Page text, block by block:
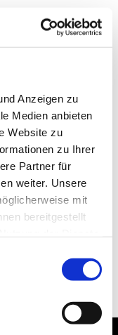
Anzeigen zu
Medien anbieten
Website zu
zu Ihrer
Partner für
weiter. Unsere
mit
bereitgestellt